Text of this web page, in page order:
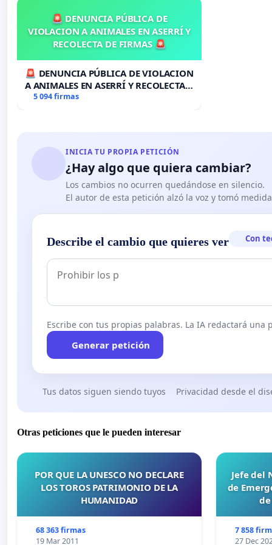
llamado Marco Legal para la Paz, ya que
pueblo colombiano, que exista la posibilidad que a
ordenar la renuncia a la persecución penal"
Restablecer las garantías constitucionales a los
militar y que constantemente han sido violadas por las
en la Constitución Nacional con el fin de brindar
armado interno como el que se desarrolla en Colombia.
Los colombianos depositamos nuestro voto de
Democrática del ex presidente Uribe.Si desea
criminales para negociar con ellos el régimen
honesto y cumplidor de la ley. Ni las Farc, ni el ELN
Le solicitamos hacer todo lo que sea necesario para
de Estado que mantenga la tranquilidad, seguridad y
años los bandidos nos las han negado, y que sea la
de la Paz"
, llamado así no porque dialogó con los
vigencia:“El diálogo existe mediante una diligencia
Estado es el juez”. Este es el único dialogo que
🚨 DENUNCIA PÚBLICA DE
VIOLACION A ANIMALES EN ASERRÍ Y
RECOLECTA DE FIRMAS 🚨
🚨 DENUNCIA PÚBLICA DE VIOLACION
A ANIMALES EN ASERRÍ Y RECOLECTA
DE FIRMAS 🚨
5 094 firmas
INICIA TU PROPIA PETICIÓN
¿Hay algo que quiera cambiar?
Los cambios no ocurren quedándose en silencio.
El autor de esta petición alzó la voz y tomó
Describe el cambio que quieres ver Con
Escribe con tus propias palabras. La IA redactará una
Generar petición
Tus datos siguen siendo tuyos Privacidad desde el
Otras peticiones que le pueden interesar
POR QUE LA UNESCO NO DECLARE
LOS TOROS PATRIMONIO DE LA
HUMANIDAD
68 363 firmas
19 Mar 2011
Jefe del
de
de
7 858
27 Dec